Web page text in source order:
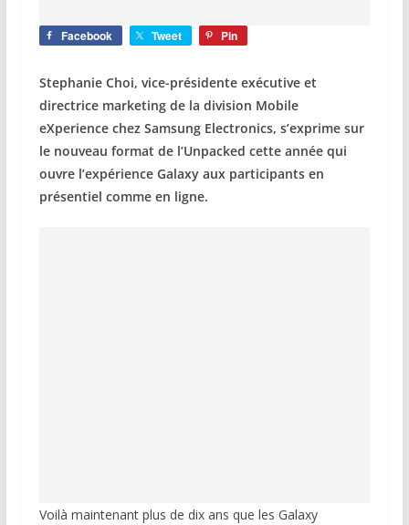
Facebook Tweet Pin
Stephanie Choi, vice-présidente exécutive et
directrice marketing de la division Mobile
eXperience chez Samsung Electronics, s’exprime sur
le nouveau format de l’Unpacked cette année qui
ouvre l’expérience Galaxy aux participants en
présentiel comme en ligne.
Voilà maintenant plus de dix ans que les Galaxy